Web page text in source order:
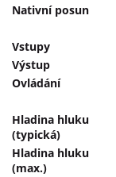
Nativní posun
Vstupy
Výstup
Ovládání
Hladina hluku
(typická)
Hladina hluku
(max.)